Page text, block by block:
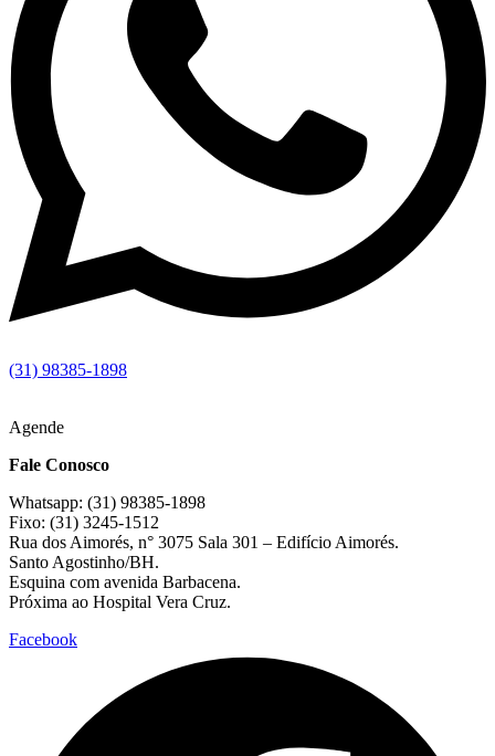
(31) 98385-1898
Agende
Fale Conosco
Whatsapp: (31) 98385-1898
Fixo: (31) 3245-1512
Rua dos Aimorés, n° 3075 Sala 301 – Edifício Aimorés.
Santo Agostinho/BH.
Esquina com avenida Barbacena.
Próxima ao Hospital Vera Cruz.
Facebook